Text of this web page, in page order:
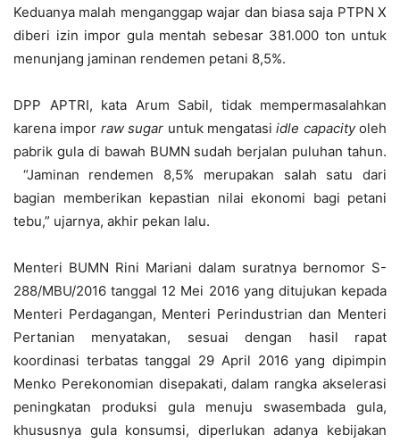
Keduanya malah menganggap wajar dan biasa saja PTPN X
diberi izin impor gula mentah sebesar 381.000 ton untuk
menunjang jaminan rendemen petani 8,5%.
DPP APTRI, kata Arum Sabil, tidak mempermasalahkan
karena impor raw sugar untuk mengatasiidle capacityoleh
pabrik gula di bawah BUMN sudah berjalan puluhan tahun.
“Jaminan rendemen 8,5% merupakan salah satu dari
bagian memberikan kepastian nilai ekonomi bagi petani
tebu,” ujarnya, akhir pekan lalu.
Menteri BUMN Rini Mariani dalam suratnya bernomor S-
288/MBU/2016 tanggal 12 Mei 2016 yang ditujukan kepada
Menteri Perdagangan, Menteri Perindustrian dan Menteri
Pertanian menyatakan, sesuai dengan hasil rapat
koordinasi terbatas tanggal 29 April 2016 yang dipimpin
Menko Perekonomian disepakati, dalam rangka akselerasi
peningkatan produksi gula menuju swasembada gula,
khususnya gula konsumsi, diperlukan adanya kebijakan